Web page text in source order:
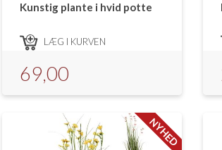
Kunstig plante i hvid potte
LÆG I KURVEN
69,00
NYHED